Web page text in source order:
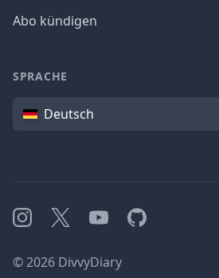
Abo kündigen
SPRACHE
SpracheDeutsch
Instagram
X YouTubeGitHub
©2026 DivvyDiary